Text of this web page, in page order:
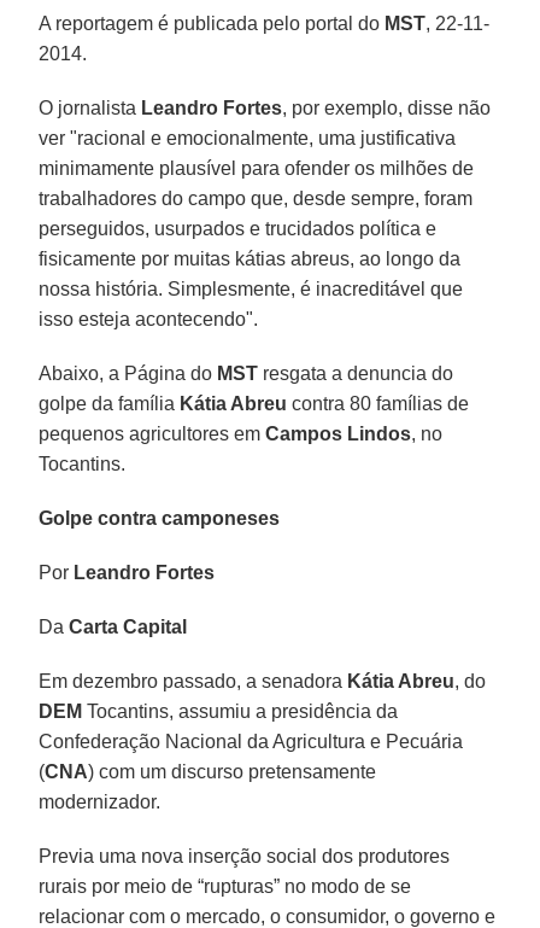
A reportagem é publicada pelo portal do MST, 22-11-
2014.
O jornalista Leandro Fortes, por exemplo, disse não
ver "racional e emocionalmente, uma justificativa
minimamente plausível para ofender os milhões de
trabalhadores do campo que, desde sempre, foram
perseguidos, usurpados e trucidados política e
fisicamente por muitas kátias abreus, ao longo da
nossa história. Simplesmente, é inacreditável que
isso esteja acontecendo".
Abaixo, a Página do MST resgata a denuncia do
golpe da família Kátia Abreu contra 80 famílias de
pequenos agricultores em Campos Lindos, no
Tocantins.
Golpe contra camponeses
Por Leandro Fortes
DaCarta Capital
Em dezembro passado, a senadora Kátia Abreu, do
DEM Tocantins, assumiu a presidência da
Confederação Nacional da Agricultura e Pecuária
(CNA) com um discurso pretensamente
modernizador.
Previa uma nova inserção social dos produtores
rurais por meio de “rupturas” no modo de se
relacionar com o mercado, o consumidor, o governo e